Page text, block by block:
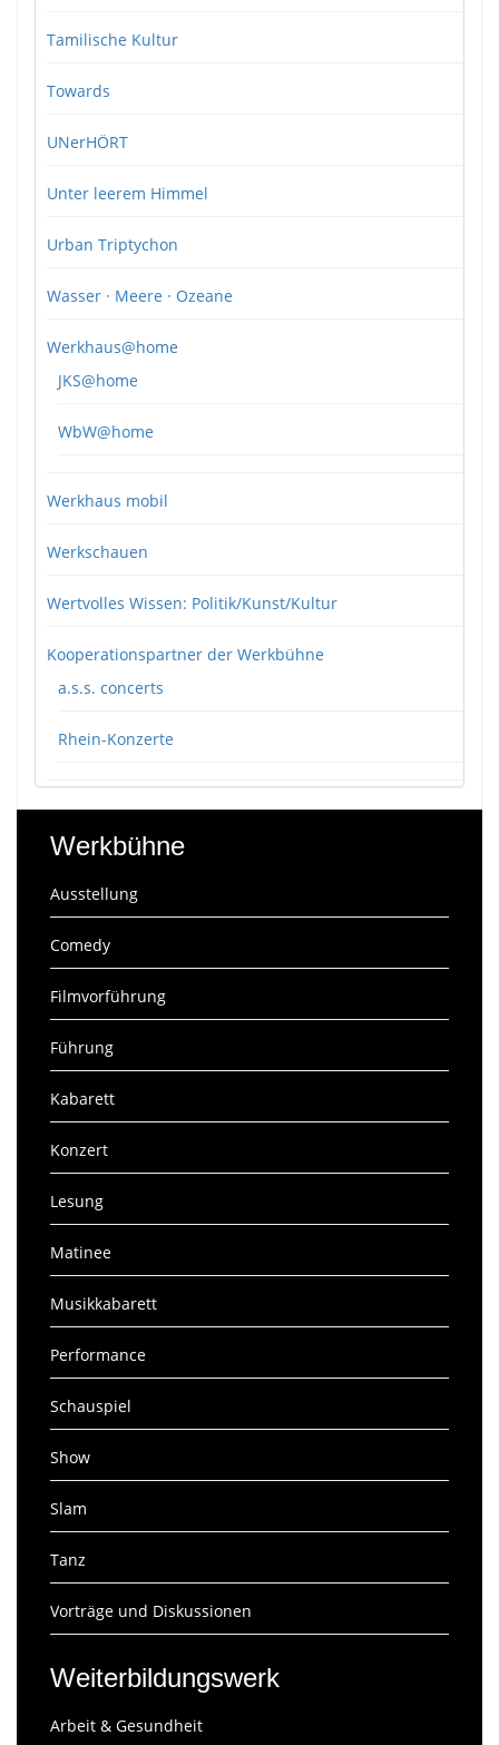
Tamilische Kultur
Towards
UNerHÖRT
Unter leerem Himmel
Urban Triptychon
Wasser · Meere · Ozeane
Werkhaus@home
JKS@home
WbW@home
Werkhaus mobil
Werkschauen
Wertvolles Wissen: Politik/Kunst/Kultur
Kooperationspartner der Werkbühne
a.s.s. concerts
Rhein-Konzerte
Werkbühne
Ausstellung
Comedy
Filmvorführung
Führung
Kabarett
Konzert
Lesung
Matinee
Musikkabarett
Performance
Schauspiel
Show
Slam
Tanz
Vorträge und Diskussionen
Weiterbildungswerk
Arbeit & Gesundheit